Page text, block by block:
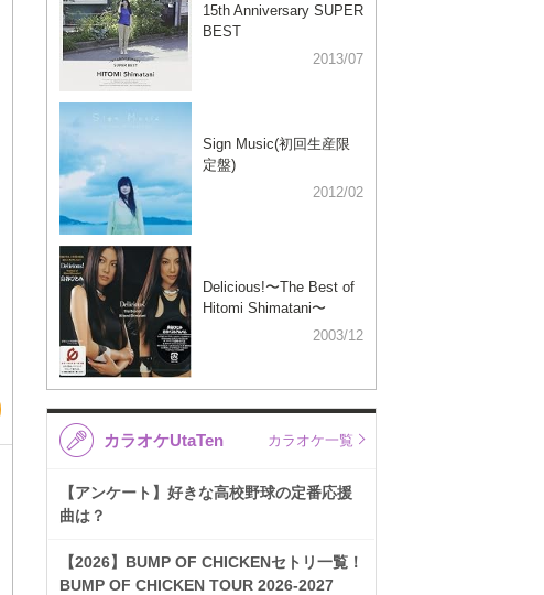
15th Anniversary SUPER
BEST
2013/07
Sign Music(初回生産限
定盤)
2012/02
Delicious!〜The Best of
Hitomi Shimatani〜
2003/12
カラオケUtaTen カラオケ一覧
【アンケート】好きな高校野球の定番応援
曲は？
【2026】BUMP OF CHICKENセトリ一覧！
BUMP OF CHICKEN TOUR 2026-2027